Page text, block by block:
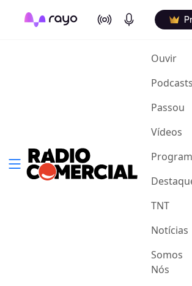
On Air Podcasts
Ouvir
Podcasts
Passou
Vídeos
TNT
Notícias
Somos
Nós